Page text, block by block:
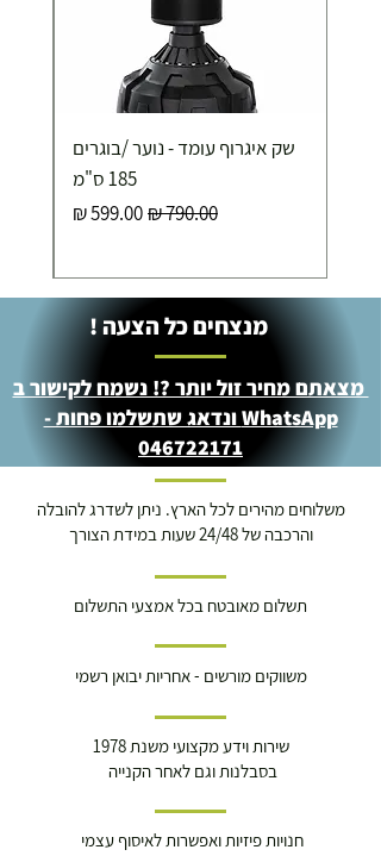
שק איגרוף עומד - נוער /בוגרים
185 ס"מ
מחיר רגילמחיר מבצע
מנצחים כל הצעה !
מצאתם מחיר זול יותר ?! נשמח לקישור ב
WhatsApp ונדאג שתשלמו פחות -
046722171
משלוחים מהירים לכל הארץ. ניתן לשדרג להובלה
והרכבה של 24/48 שעות במידת הצורך
תשלום מאובטח בכל אמצעי התשלום
משווקים מורשים - אחריות יבואן רשמי
שירות וידע מקצועי משנת 1978
בסבלנות וגם לאחר הקנייה
חנויות פיזיות ואפשרות לאיסוף עצמי